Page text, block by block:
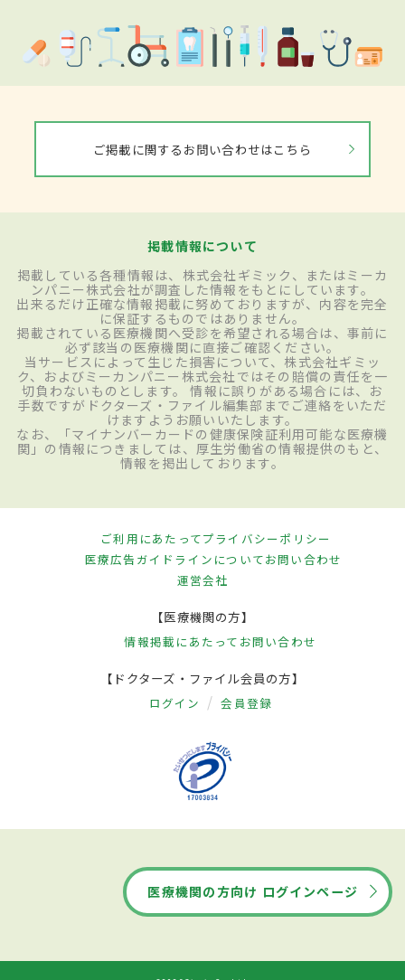
ご掲載に関するお問い合わせはこちら
掲載情報について
掲載している各種情報は、株式会社ギミック、またはミーカ
ンパニー株式会社が調査した情報をもとにしています。
出来るだけ正確な情報掲載に努めておりますが、内容を完全
に保証するものではありません。
掲載されている医療機関へ受診を希望される場合は、事前に
必ず該当の医療機関に直接ご確認ください。
当サービスによって生じた損害について、株式会社ギミッ
ク、およびミーカンパニー株式会社ではその賠償の責任を一
切負わないものとします。 情報に誤りがある場合には、お
手数ですがドクターズ・ファイル編集部までご連絡をいただ
けますようお願いいたします。
なお、「マイナンバーカードの健康保険証利用可能な医療機
関」の情報につきましては、厚生労働省の情報提供のもと、
情報を掲出しております。
ご利用にあたってプライバシーポリシー
医療広告ガイドラインについてお問い合わせ
運営会社
【医療機関の方】
情報掲載にあたって お問い合わせ
【ドクターズ・ファイル会員の方】
ログイン 会員登録
医療機関の方向け ログインページ